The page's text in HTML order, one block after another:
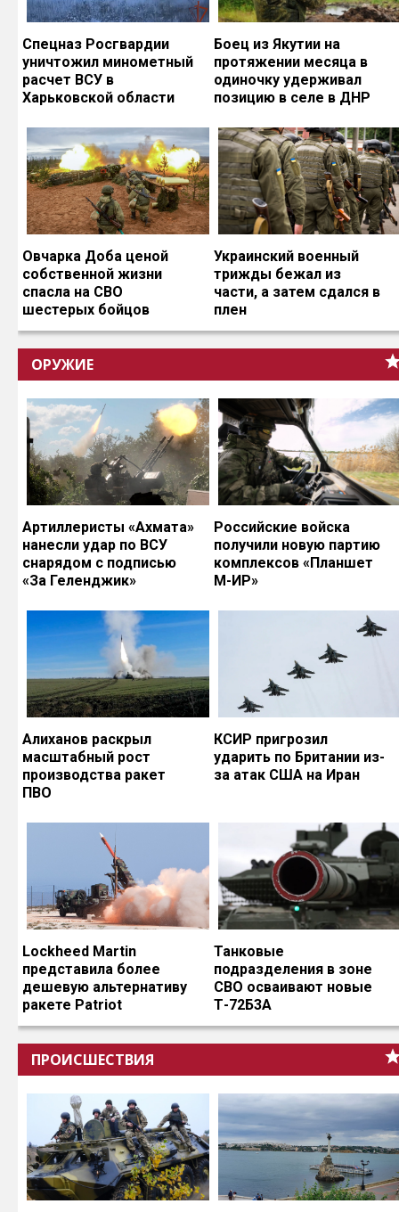
Спецназ Росгвардии
уничтожил минометный
расчет ВСУ в
Харьковской области
Боец из Якутии на
протяжении месяца в
одиночку удерживал
позицию в селе в ДНР
Овчарка Доба ценой
собственной жизни
спасла на СВО
шестерых бойцов
Украинский военный
трижды бежал из
части, а затем сдался в
плен
ОРУЖИЕ
Артиллеристы «Ахмата»
нанесли удар по ВСУ
снарядом с подписью
«За Геленджик»
Российские войска
получили новую партию
комплексов «Планшет
М-ИР»
Алиханов раскрыл
масштабный рост
производства ракет
ПВО
КСИР пригрозил
ударить по Британии из-
за атак США на Иран
Lockheed Martin
представила более
дешевую альтернативу
ракете Patriot
Танковые
подразделения в зоне
СВО осваивают новые
Т-72Б3А
ПРОИСШЕСТВИЯ